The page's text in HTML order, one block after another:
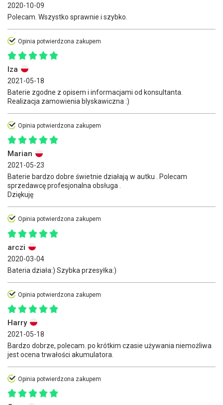
2020-10-09
Polecam. Wszystko sprawnie i szybko.
Opinia potwierdzona zakupem
Iza
2021-05-18
Baterie zgodne z opisem i informacjami od konsultanta.
Realizacja zamowienia blyskawiczna :)
Opinia potwierdzona zakupem
Marian
2021-05-23
Baterie bardzo dobre świetnie działają w autku . Polecam
sprzedawcę profesjonalna obsługa .
Dziękuję
Opinia potwierdzona zakupem
arczi
2020-03-04
Bateria działa:) Szybka przesyłka:)
Opinia potwierdzona zakupem
Harry
2021-05-18
Bardzo dobrze, polecam. po krótkim czasie używania niemożliwa
jest ocena trwałości akumulatora.
Opinia potwierdzona zakupem